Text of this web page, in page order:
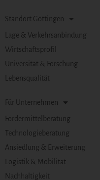
Standort Göttingen
Lage & Verkehrsanbindung
Wirtschaftsprofil
Universität & Forschung
Lebensqualität
Für Unternehmen
Fördermittelberatung
Technologieberatung
Ansiedlung & Erweiterung
Logistik & Mobilität
Nachhaltigkeit